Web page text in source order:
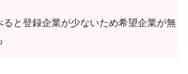
ると登録企業が少ないため希望企業が無